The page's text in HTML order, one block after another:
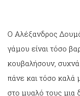
Ο Αλέξανδρος
γάμου είναι τόσο
κουβαλήσουν, συχνά
πάνε και τόσο καλά
στο μυαλό τους μια